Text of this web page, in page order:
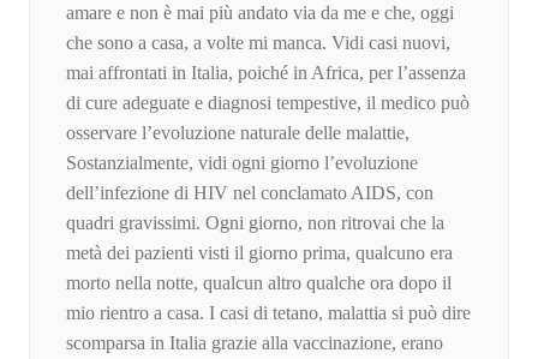
amare e non è mai più andato via da me e che, oggi
che sono a casa, a volte mi manca. Vidi casi nuovi,
mai affrontati in Italia, poiché in Africa, per l’assenza
di cure adeguate e diagnosi tempestive, il medico può
osservare l’evoluzione naturale delle malattie,
Sostanzialmente, vidi ogni giorno l’evoluzione
dell’infezione di HIV nel conclamato AIDS, con
quadri gravissimi. Ogni giorno, non ritrovai che la
metà dei pazienti visti il giorno prima, qualcuno era
morto nella notte, qualcun altro qualche ora dopo il
mio rientro a casa. I casi di tetano, malattia si può dire
scomparsa in Italia grazie alla vaccinazione, erano